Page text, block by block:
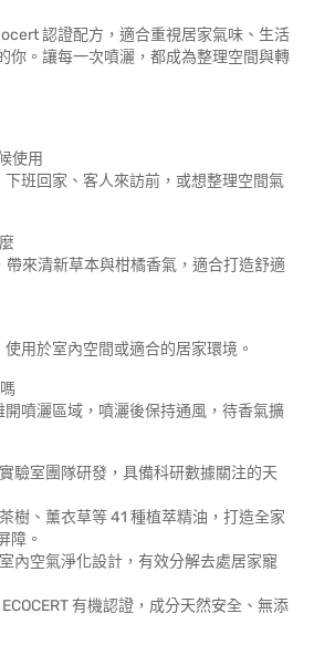
認證配方，適合重視居家氣味、生活
你。讓每一次噴灑，都成為整理空間與轉
使用
班回家、客人來訪前，或想整理空間氣
帶來清新草本與柑橘香氣，適合打造舒適
用於室內空間或適合的居家環境。
噴灑區域，噴灑後保持通風，待香氣擴
驗室團隊研發，具備科研數據關注的天
樹、薰衣草等 41 種植萃精油，打造全家
障。
內空氣淨化設計，有效分解去處居家寵
有機認證，成分天然安全、無添